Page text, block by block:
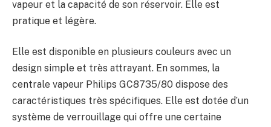
vapeur et la capacité de son réservoir. Elle est
pratique et légère.
Elle est disponible en plusieurs couleurs avec un
design simple et très attrayant. En sommes, la
centrale vapeur Philips GC8735/80 dispose des
caractéristiques très spécifiques. Elle est dotée d’un
système de verrouillage qui offre une certaine